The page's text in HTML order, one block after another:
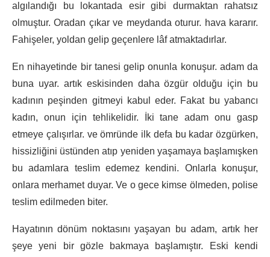
algılandığı bu lokantada esir gibi durmaktan rahatsız
olmuştur. Oradan çıkar ve meydanda oturur. hava kararır.
Fahişeler, yoldan gelip geçenlere lâf atmaktadırlar.
En nihayetinde bir tanesi gelip onunla konuşur. adam da
buna uyar. artık eskisinden daha özgür olduğu için bu
kadının peşinden gitmeyi kabul eder. Fakat bu yabancı
kadın, onun için tehlikelidir. İki tane adam onu gasp
etmeye çalışırlar. ve ömründe ilk defa bu kadar özgürken,
hissizliğini üstünden atıp yeniden yaşamaya başlamışken
bu adamlara teslim edemez kendini. Onlarla konuşur,
onlara merhamet duyar. Ve o gece kimse ölmeden, polise
teslim edilmeden biter.
Hayatının dönüm noktasını yaşayan bu adam, artık her
şeye yeni bir gözle bakmaya başlamıştır. Eski kendi